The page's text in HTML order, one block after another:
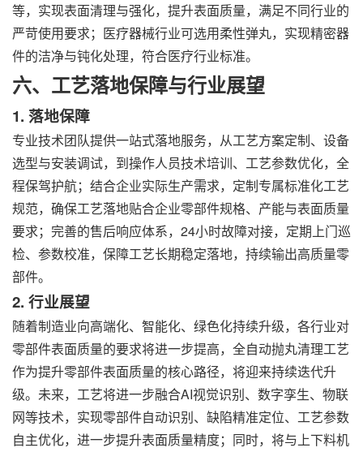
等，实现表面清理与强化，提升表面质量，满足不同行业的
严苛使用要求；医疗器械行业可选用柔性弹丸，实现精密器
件的洁净与钝化处理，符合医疗行业标准。
六、工艺落地保障与行业展望
1. 落地保障
专业技术团队提供一站式落地服务，从工艺方案定制、设备
选型与安装调试，到操作人员技术培训、工艺参数优化，全
程保驾护航；结合企业实际生产需求，定制专属标准化工艺
规范，确保工艺落地贴合企业零部件规格、产能与表面质量
要求；完善的售后响应体系，24小时故障对接，定期上门巡
检、参数校准，保障工艺长期稳定落地，持续输出高质量零
部件。
2. 行业展望
随着制造业向高端化、智能化、绿色化持续升级，各行业对
零部件表面质量的要求将进一步提高，全自动抛丸清理工艺
作为提升零部件表面质量的核心路径，将迎来持续迭代升
级。未来，工艺将进一步融合AI视觉识别、数字孪生、物联
网等技术，实现零部件自动识别、缺陷精准定位、工艺参数
自主优化，进一步提升表面质量精度；同时，将与上下料机